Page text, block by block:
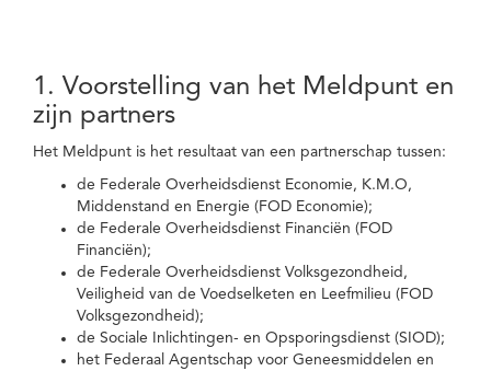
1. Voorstelling van het Meldpunt en
zijn partners
Het Meldpunt is het resultaat van een partnerschap tussen:
de Federale Overheidsdienst Economie, K.M.O,
Middenstand en Energie (FOD Economie);
de Federale Overheidsdienst Financiën (FOD
Financiën);
de Federale Overheidsdienst Volksgezondheid,
Veiligheid van de Voedselketen en Leefmilieu (FOD
Volksgezondheid);
de Sociale Inlichtingen- en Opsporingsdienst (SIOD);
het Federaal Agentschap voor Geneesmiddelen en